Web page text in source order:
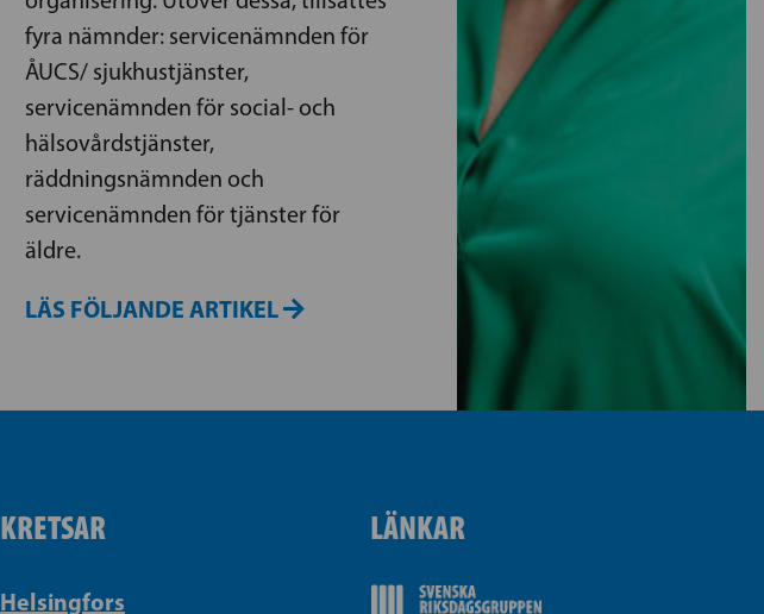
fyra nämnder: servicenämnden för
ÅUCS/ sjukhustjänster,
servicenämnden för social- och
hälsovårdstjänster,
räddningsnämnden och
servicenämnden för tjänster för
äldre.
LÄS FÖLJANDE ARTIKEL
KRETSAR
Helsingfors
LÄNKAR